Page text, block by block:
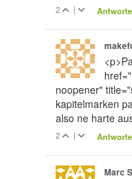
2 |
noopener"
kapitelmarken
also ne harte
2 |
Marc